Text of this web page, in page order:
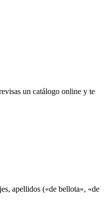
un catálogo online y te
apellidos («de bellota», «de